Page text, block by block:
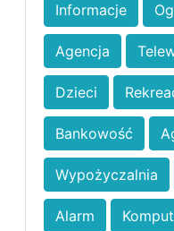
Informacje
Agencja
Dzieci
Bankowość
Wypożyczalnia
Alarm